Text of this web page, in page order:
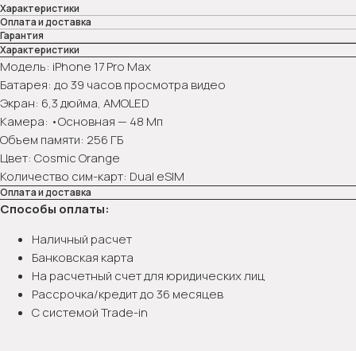
Характеристики
Оплата и доставка
Гарантия
Характеристики
Модель: iPhone 17 Pro Max
Батарея: до 39 часов просмотра видео
Экран: 6,3 дюйма, AMOLED
Камера: •Основная — 48 Мп
Объем памяти: 256 ГБ
Цвет: Cosmic Orange
Количество сим-карт: Dual eSIM
Оплата и доставка
Способы оплаты:
Наличный расчет
Банковская карта
На расчетный счет для юридических лиц
Рассрочка/кредит до 36 месяцев
С системой Trade-in